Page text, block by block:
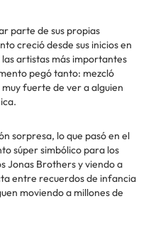
parte de sus propias
creció desde sus inicios en
artistas más importantes
pegó tanto: mezcló
fuerte de ver a alguien
sorpresa, lo que pasó en el
súper simbólico para los
Jonas Brothers y viendo a
entre recuerdos de infancia
moviendo a millones de